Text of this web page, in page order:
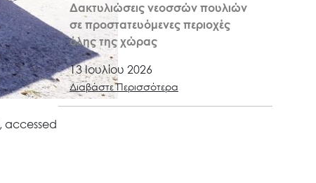
, accessed
Δακτυλιώσεις νεοσσών πουλιών
σε προστατευόμενες περιοχές
όλης της χώρας
13 Ιουλίου 2026
Διαβάστε Περισσότερα